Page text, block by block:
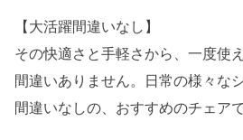
【大活躍間違いなし】
その快適さと手軽さから、一度使
間違いありません。日常の様々な
間違いなしの、おすすめのチェアで